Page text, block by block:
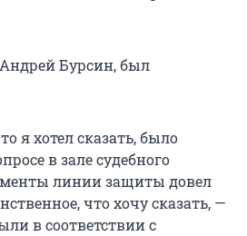
Бурсин, был
я хотел сказать, было
в зале судебного
линии защиты довел
что хочу сказать, —
в соответствии с